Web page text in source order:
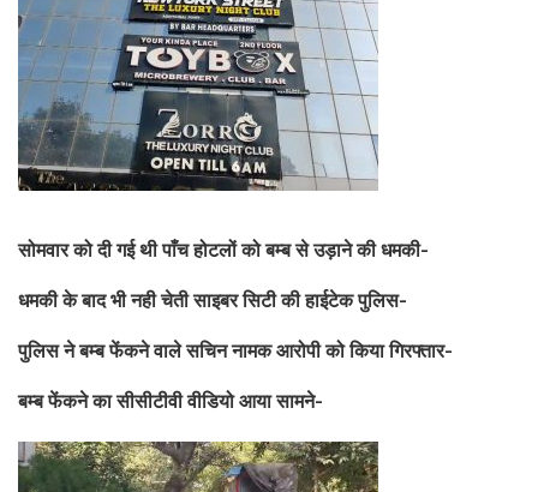
सोमवार को दी गई थी पाँच होटलों को बम्ब से उड़ाने की धमकी-
धमकी के बाद भी नही चेती साइबर सिटी की हाईटेक पुलिस-
पुलिस ने बम्ब फेंकने वाले सचिन नामक आरोपी को किया गिरफ्तार-
बम्ब फेंकने का सीसीटीवी वीडियो आया सामने-